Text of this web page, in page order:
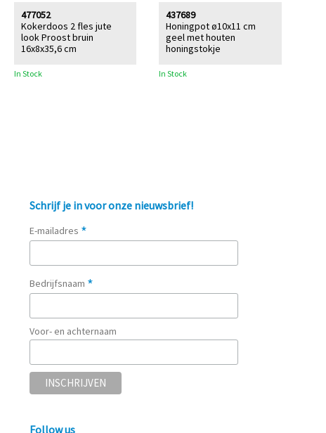
Kokerdoos 2 fles jute
look Proost bruin
16x8x35,6 cm
477052
In Stock
Honingpot ø10x11 cm
geel met houten
honingstokje
437689
In Stock
Schrijf je in voor onze nieuwsbrief!
E-mailadres *
Bedrijfsnaam *
Voor- en achternaam
Follow us